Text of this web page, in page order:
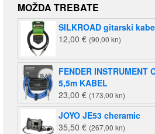
je:
MOŽDA TREBATE
SILKROAD gitarski
12,00 € (90,00 kn)
FENDER INSTRUMENT
5,5m KABEL
23,00 € (173,00 kn)
JOYO JE53 cheramic
35,50 € (267,00 kn)